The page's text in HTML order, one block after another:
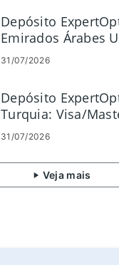
Depósito
Emirados Árabes
Visa/Mastercard,
eletrônicos e
31/07/2026
Depósito
Turquia: Visa/
pagamentos
criptomoeda
31/07/2026
Veja mais